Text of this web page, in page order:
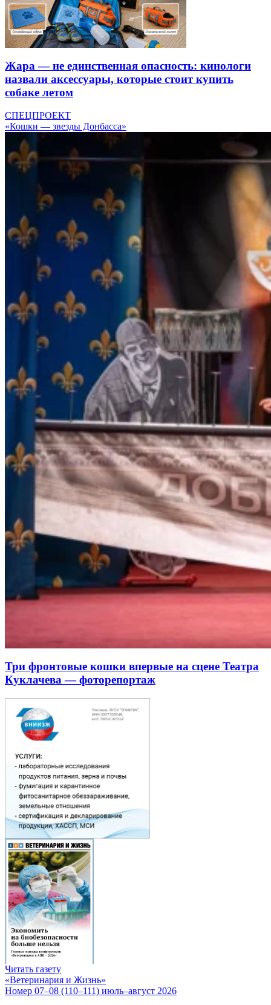
Жара — не единственная опасность: кинологи
назвали аксессуары, которые стоит купить
собаке летом
СПЕЦПРОЕКТ
«Кошки — звезды Донбасса»
Три фронтовые кошки впервые на сцене Театра
Куклачева — фоторепортаж
Читать газету
«Ветеринария и Жизнь»
Номер 07–08 (110–111) июль–август 2026